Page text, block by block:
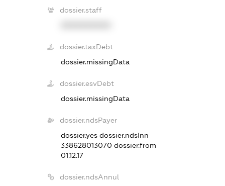
dossier.staff
dossier.taxDebt
dossier.missingData
dossier.esvDebt
dossier.missingData
dossier.ndsPayer
dossier.yesdossier.ndsInn
338628013070dossier.from
01.12.17
dossier.ndsAnnul